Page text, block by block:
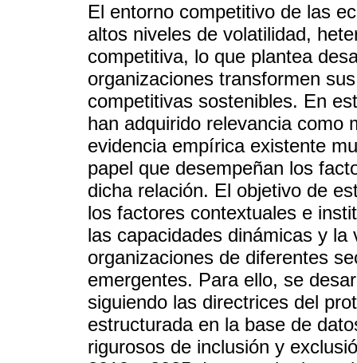
El entorno competitivo de las
altos niveles de volatilidad,
competitiva, lo que plantea
organizaciones transformen
competitivas sostenibles. En
han adquirido relevancia como
evidencia empírica existente
papel que desempeñan los
dicha relación. El objetivo de
los factores contextuales e
las capacidades dinámicas y
organizaciones de diferentes
emergentes. Para ello, se
siguiendo las directrices del
estructurada en la base de
rigurosos de inclusión y